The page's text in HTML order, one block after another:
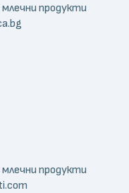
продукти
продукти